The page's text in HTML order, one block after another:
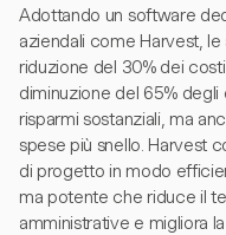
Adottando un software
aziendali come Harvest,
riduzione del 30% dei
diminuzione del 65%
risparmi sostanziali, ma
spese più snello. Harvest
di progetto in modo
ma potente che riduce il
amministrative e migliora